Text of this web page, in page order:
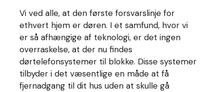
Vi ved alle, at den første forsvarslinje for
ethvert hjem er døren. I et samfund, hvor vi
er så afhængige af teknologi, er det ingen
overraskelse, at der nu findes
dørtelefonsystemer til blokke. Disse systemer
tilbyder i det væsentlige en måde at få
fjernadgang til dit hus uden at skulle gå